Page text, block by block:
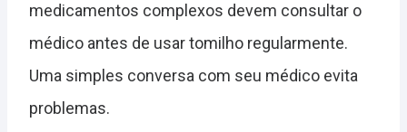
medicamentos complexos devem consultar o
médico antes de usar tomilho regularmente.
Uma simples conversa com seu médico evita
problemas.